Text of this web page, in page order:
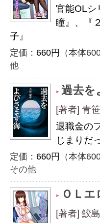
官能OLシ
瞳』、『
子』
定価： 660円
（本体
他
過去を
[著者] 青
退職金の
じまりだ
定価： 660円
（本体
その他
ＯＬ
[著者] 鮫